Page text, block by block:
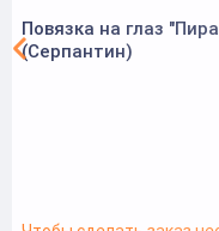
Повязка на глаз
(Серпантин)